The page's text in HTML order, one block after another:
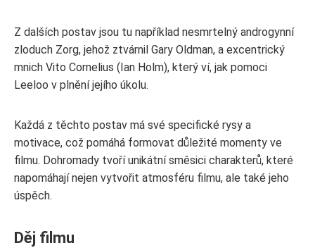
Z dalších postav jsou tu například nesmrtelný androgynní
zloduch Zorg, jehož ztvárnil Gary Oldman, a excentrický
mnich Vito Cornelius (Ian Holm), který ví, jak pomoci
Leeloo v plnění jejího úkolu.
Každá z těchto postav má své specifické rysy a
motivace, což pomáhá formovat důležité momenty ve
filmu. Dohromady tvoří unikátní směsici charakterů, které
napomáhají nejen vytvořit atmosféru filmu, ale také jeho
úspěch.
Děj filmu